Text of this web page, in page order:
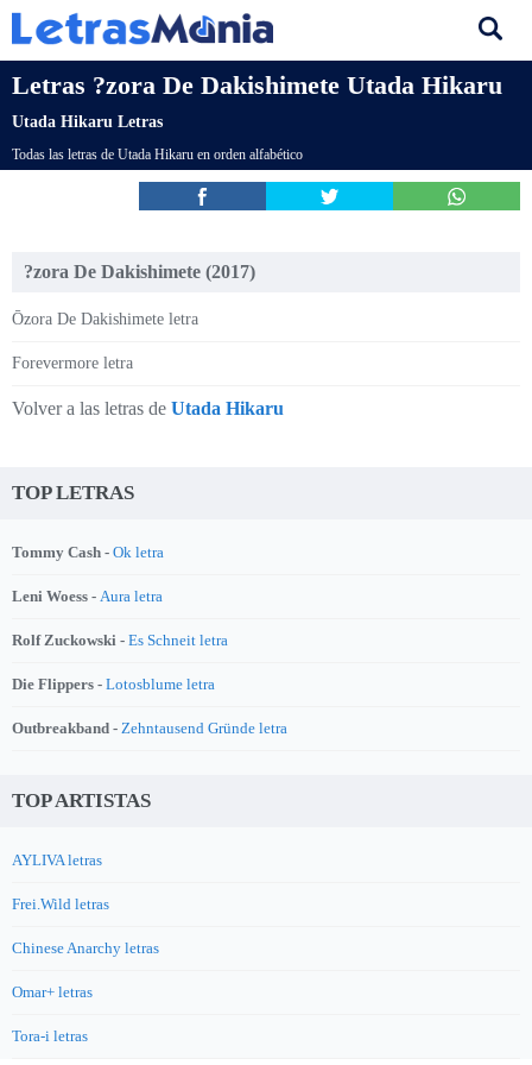
Letras ?zora De Dakishimete Utada Hikaru
Utada Hikaru Letras
Todas las letras de Utada Hikaru en orden alfabético
?zora De Dakishimete (2017)
Ōzora De Dakishimete letra
Forevermore letra
Volver a las letras de Utada Hikaru
TOP LETRAS
Tommy Cash - Ok letra
Leni Woess - Aura letra
Rolf Zuckowski - Es Schneit letra
Die Flippers - Lotosblume letra
Outbreakband - Zehntausend Gründe letra
TOP ARTISTAS
AYLIVA letras
Frei.Wild letras
Chinese Anarchy letras
Omar+ letras
Tora-i letras